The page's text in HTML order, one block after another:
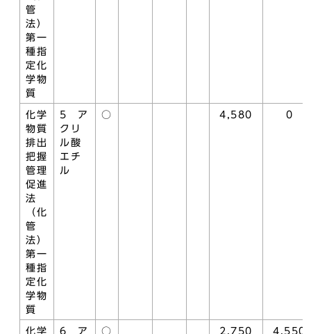
管
法）
第一
種指
定化
学物
質
化学
物質
排出
把握
管理
促進
法
（化
管
法）
第一
種指
定化
学物
質
5 ア
クリ
ル酸
エチ
ル
○ 4,580 0
化学
6 ア
○ 2,750 4,550